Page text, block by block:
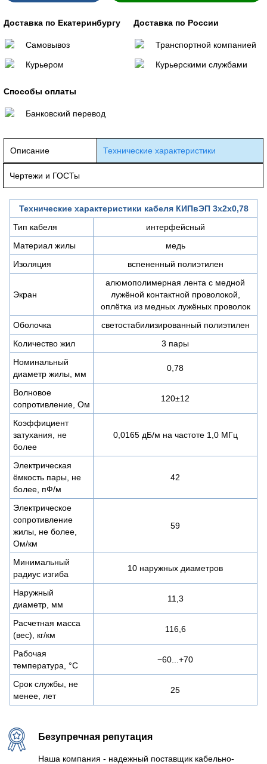
Доставка по Екатеринбургу
Самовывоз
Курьером
Доставка по России
Транспортной компанией
Курьерскими службами
Способы оплаты
Банковский перевод
Описание Технические характеристики
Чертежи и ГОСТы
Технические характеристики кабеля КИПвЭП 3х2х0,78
Тип кабеля
интерфейсный
Материал жилы
медь
Изоляция
вспененный полиэтилен
Экран
алюмополимерная лента с медной
лужёной контактной проволокой,
оплётка из медных лужёных проволок
Оболочка
светостабилизированный полиэтилен
Количество жил
3 пары
Номинальный
диаметр жилы, мм
0,78
Волновое
сопротивление, Ом
120±12
Коэффициент
затухания, не
более
0,0165 дБ/м на частоте 1,0 МГц
Электрическая
ёмкость пары, не
более, пФ/м
42
Электрическое
сопротивление
жилы, не более,
Ом/км
59
Минимальный
радиус изгиба
10 наружных диаметров
Наружный
диаметр, мм
11,3
Расчетная масса
(вес), кг/км
116,6
Рабочая
температура, °C
−60...+70
Срок службы, не
менее, лет
25
Безупречная репутация
Наша компания - надежный поставщик кабельно-